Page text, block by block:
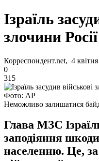
Ізраїль
злочини Росії
Корреспондент.net, 4
0
315
Фото: AP
Неможливо залишатися
Глава МЗС
заподіяння
населенню. Це,